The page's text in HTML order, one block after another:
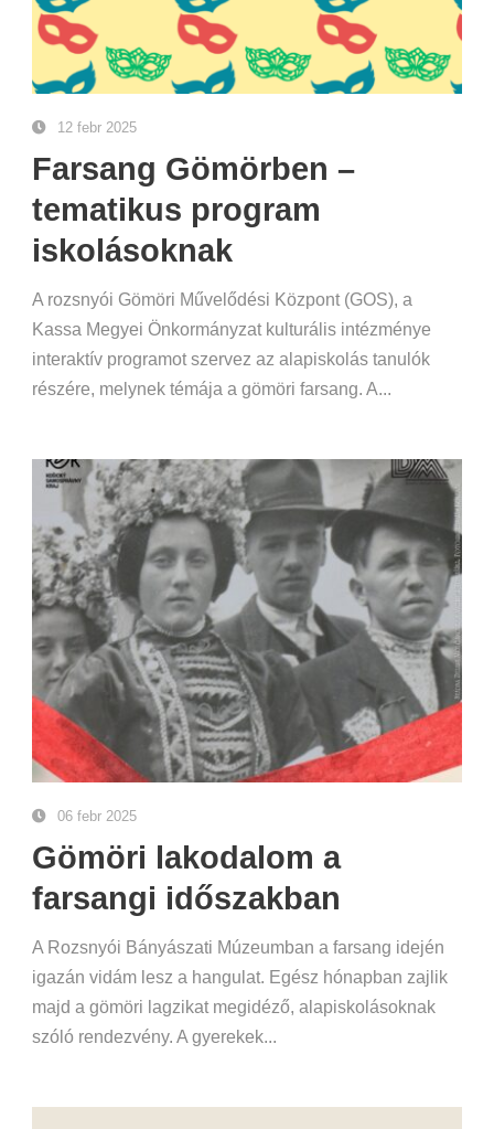
12 febr 2025
Farsang Gömörben –
tematikus program
iskolásoknak
A rozsnyói Gömöri Művelődési Központ (GOS), a
Kassa Megyei Önkormányzat kulturális intézménye
interaktív programot szervez az alapiskolás tanulók
részére, melynek témája a gömöri farsang. A...
06 febr 2025
Gömöri lakodalom a
farsangi időszakban
A Rozsnyói Bányászati Múzeumban a farsang idején
igazán vidám lesz a hangulat. Egész hónapban zajlik
majd a gömöri lagzikat megidéző, alapiskolásoknak
szóló rendezvény. A gyerekek...